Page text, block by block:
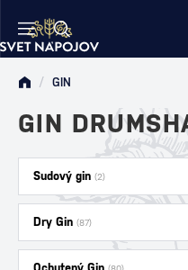
/ GIN
GIN
Sudový gin (2)
Dry Gin (87)